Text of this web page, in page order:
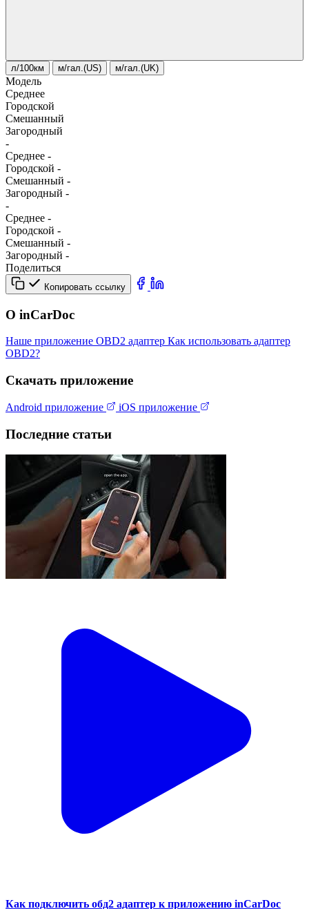
л/100км м/гал.(US) м/гал.(UK)
Модель
Среднее
Городской
Смешанный
Загородный
-
Среднее -
Городской -
Смешанный -
Загородный -
-
Среднее -
Городской -
Смешанный -
Загородный -
Поделиться
Копировать ссылку
О inCarDoc
Наше приложение OBD2 адаптер Как использовать адаптер
OBD2?
Скачать приложение
Android приложение iOS приложение
Последние статьи
Как подключить обд2 адаптер к приложению inCarDoc